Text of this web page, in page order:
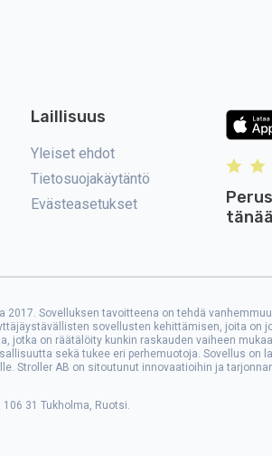
Laillisuus
Yleiset ehdot
Tietosuojakäytäntö
Evästeasetukset
Sovelluksen tavoitteena on tehdä
sovellusten kehittämisen, joita on
jotka on räätälöity kunkin raskauden vaiheen
sekä tukee eri perhemuotoja. Sovellus
Stroller AB on sitoutunut innovaatioihin ja
31 Tukholma, Ruotsi.